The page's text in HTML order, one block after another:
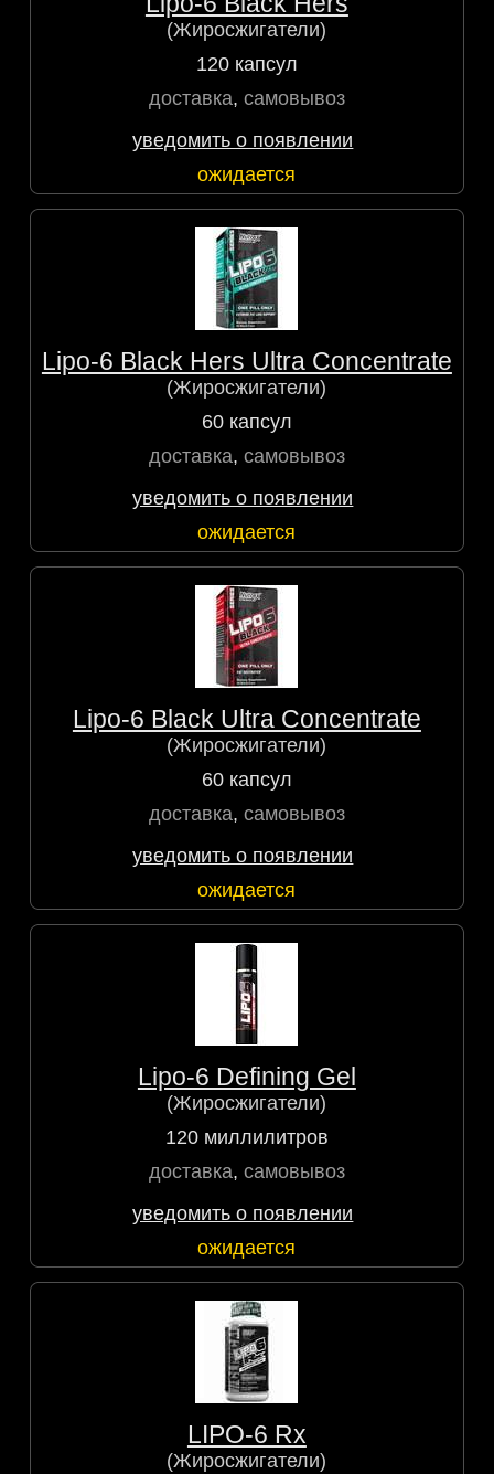
(Жиросжигатели)
120 капсул
доставка, самовывоз
уведомить о появлении
ожидается
Lipo-6 Black Hers Ultra Concentrate
(Жиросжигатели)
60 капсул
доставка, самовывоз
уведомить о появлении
ожидается
Lipo-6 Black Ultra Concentrate
(Жиросжигатели)
60 капсул
доставка, самовывоз
уведомить о появлении
ожидается
Lipo-6 Defining Gel
(Жиросжигатели)
120 миллилитров
доставка, самовывоз
уведомить о появлении
ожидается
LIPO-6 Rx
(Жиросжигатели)